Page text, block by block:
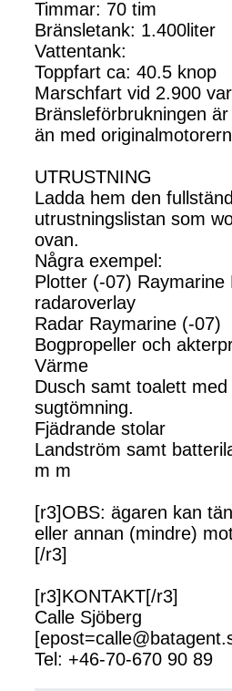
Timmar: 70 tim
Bränsletank: 1.400liter
Vattentank:
Toppfart ca: 40.5 knop
Marschfart vid 2.900
Bränsleförbrukningen
än med
UTRUSTNING
Ladda hem den
utrustningslistan som
ovan.
Några exempel:
Plotter (-07) Raymarine
radaroverlay
Radar Raymarine (-07)
Bogpropeller och
Värme
Dusch samt toalett
sugtömning.
Fjädrande stolar
Landström samt
m m
[r3]OBS: ägaren kan
eller annan (mindre)
[/r3]
[r3]KONTAKT[/r3]
Calle Sjöberg
Tel: +46-70-670 90 89